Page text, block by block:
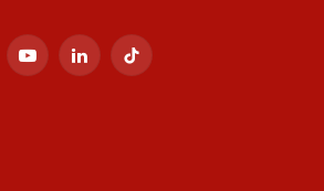
YouTubeLinkedInTikTok